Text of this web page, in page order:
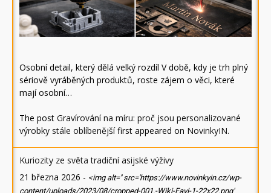
Osobní detail, který dělá velký rozdíl V době, kdy je trh plný
sériově vyráběných produktů, roste zájem o věci, které
mají osobní…
The post Gravírování na míru: proč jsou personalizované
výrobky stále oblíbenějšífirst appeared on NovinkyIN.
Kuriozity ze světa tradiční asijské výživy
21 března 2026 - <img alt='' src='https://www.novinkyin.cz/wp-
content/uploads/2023/08/cropped-001.-Wiki-Favi-1-22x22.png'